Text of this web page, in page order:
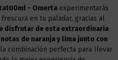
- Omertaexperimentarás
en tu paladar, gracias al
disfrutar de esta extraordinaria
de naranja y lima junto con
combinación perfecta para llevar